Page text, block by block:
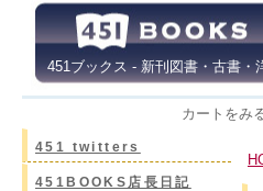
451ブックス - 新刊図書・古書・
カートをみ
451 twitters
451BOOKS店長日記